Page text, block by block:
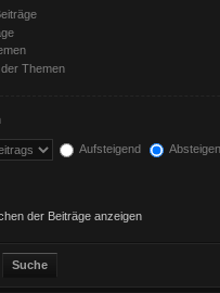
Themen
Aufsteigend
der Beiträge anzeigen